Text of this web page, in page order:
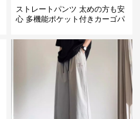
ストレートパンツ 太めの方も安
心 多機能ポケット付きカーゴパ